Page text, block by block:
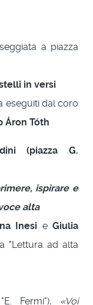
a piazza
in versi
eseguiti dal coro
Áron Tóth
(piazza G.
ispirare e
alta
Inesi eGiulia
"Lettura ad alta
Fermi"), «Voi